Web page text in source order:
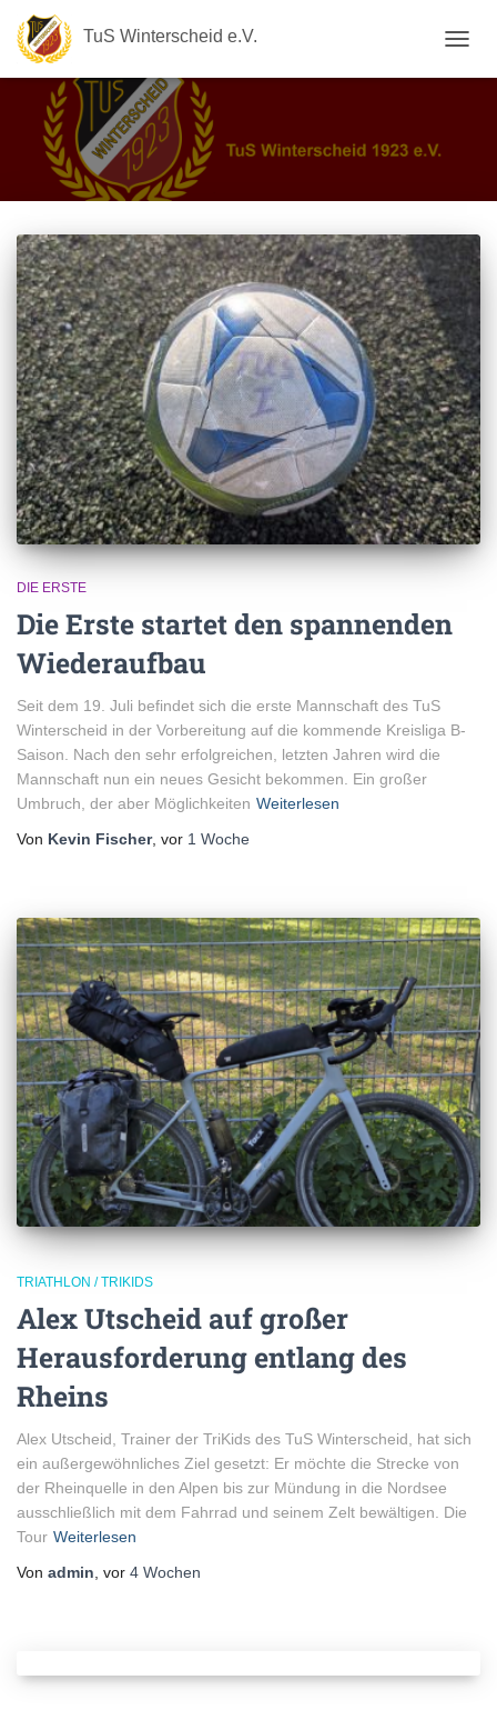
TuS Winterscheid e.V.
DIE ERSTE
Die Erste startet den spannenden
Wiederaufbau
Seit dem 19. Juli befindet sich die erste Mannschaft des TuS
Winterscheid in der Vorbereitung auf die kommende Kreisliga B-
Saison. Nach den sehr erfolgreichen, letzten Jahren wird die
Mannschaft nun ein neues Gesicht bekommen. Ein großer
Umbruch, der aber Möglichkeiten Weiterlesen
Von Kevin Fischer, vor 1 Woche
TRIATHLON / TRIKIDS
Alex Utscheid auf großer
Herausforderung entlang des
Rheins
Alex Utscheid, Trainer der TriKids des TuS Winterscheid, hat sich
ein außergewöhnliches Ziel gesetzt: Er möchte die Strecke von
der Rheinquelle in den Alpen bis zur Mündung in die Nordsee
ausschließlich mit dem Fahrrad und seinem Zelt bewältigen. Die
Tour Weiterlesen
Von admin , vor 4 Wochen